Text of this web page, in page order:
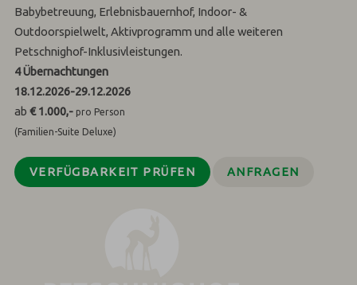
Babybetreuung, Erlebnisbauernhof, Indoor- &
Outdoorspielwelt, Aktivprogramm und alle weiteren
Petschnighof-Inklusivleistungen.
4Übernachtungen
18.12.2026-29.12.2026
ab€ 1.000,- pro Person
(Familien-Suite Deluxe)
VERFÜGBARKEIT PRÜFEN ANFRAGEN